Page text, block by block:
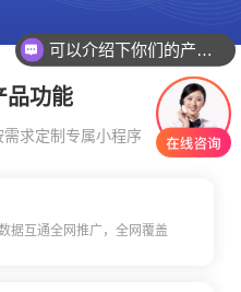
品功能
求定制专属小程序
据互通全网推广，全网覆盖
可以介绍下你们的产品么